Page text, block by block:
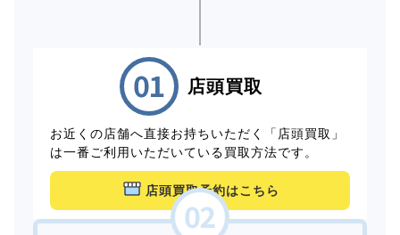
店頭買取
お近くの店舗へ直接お持ちいただく「店頭買取」
は一番ご利用いただいている買取方法です。
店頭買取予約はこちら